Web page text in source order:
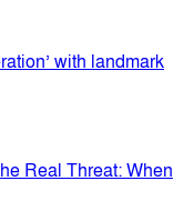
with landmark
Real Threat: When